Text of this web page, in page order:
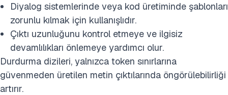
Diyalog sistemlerinde veya kod üretiminde şablonları
zorunlu kılmak için kullanışlıdır.
Çıktı uzunluğunu kontrol etmeye ve ilgisiz
devamlılıkları önlemeye yardımcı olur.
Durdurma dizileri, yalnızca token sınırlarına
güvenmeden üretilen metin çıktılarında öngörülebilirliği
artırır.